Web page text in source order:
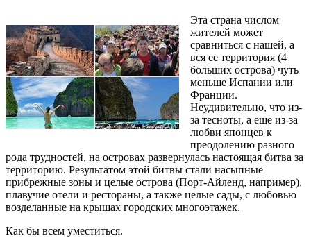
Эта страна числом
жителей может
сравниться с нашей, а
вся ее территория (4
больших острова) чуть
меньше Испании или
Франции.
Неудивительно, что из-
за тесноты, а еще из-за
любви японцев к
преодолению разного
рода трудностей, на островах развернулась настоящая битва за
территорию. Результатом этой битвы стали насыпные
прибрежные зоны и целые острова (Порт-Айленд, например),
плавучие отели и рестораны, а также целые сады, с любовью
возделанные на крышах городских многоэтажек.
Как бы всем уместиться.